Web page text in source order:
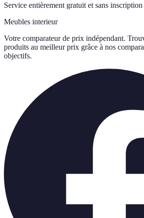
Service entièrement gratuit et sans inscription
Meubles interieur
Votre comparateur de prix indépendant.
produits au meilleur prix grâce à nos
objectifs.